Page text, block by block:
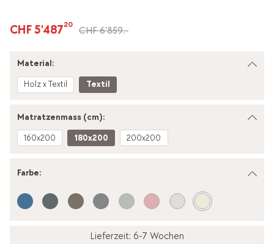
CHF 5'48720
CHF 6'859.-
Material:
Holz x Textil Textil
Matratzenmass (cm):
160x200 180x200 200x200
Farbe:
Lieferzeit: 6-7 Wochen